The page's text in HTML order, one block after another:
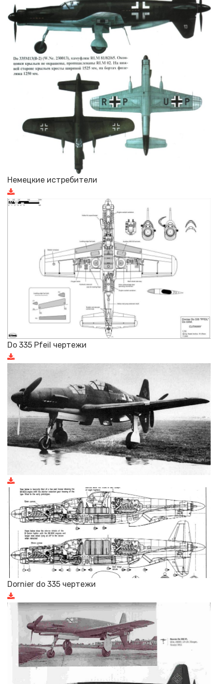
Немецкие истребители
Do 335 Pfeil чертежи
Dornier do 335 чертежи